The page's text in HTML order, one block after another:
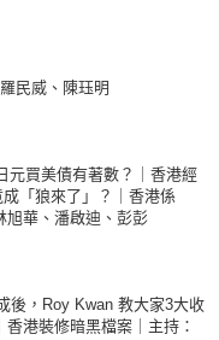
民威、陳珏明
元買美債有著數？｜香港經
「狼來了」？｜香港係
旭華、潘啟迪、彭彭
後，Roy Kwan 教大家3大收
港裝修暗黑檔案｜主持：